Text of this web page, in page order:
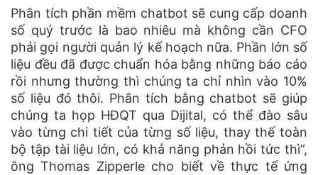
Phân tích phần mềm chatbot sẽ cung cấp doanh
số quý trước là bao nhiêu mà không cần CFO
phải gọi người quản lý kế hoạch nữa. Phần lớn số
liệu đều đã được chuẩn hóa bằng những báo cáo
rồi nhưng thường thì chúng ta chỉ nhìn vào 10%
số liệu đó thôi. Phân tích bằng chatbot sẽ giúp
chúng ta họp HĐQT qua Dijital, có thể đào sâu
vào từng chi tiết của từng số liệu, thay thế toàn
bộ tập tài liệu lớn, có khả năng phản hồi tức thì”,
ông Thomas Zipperle cho biết về thực tế ứng